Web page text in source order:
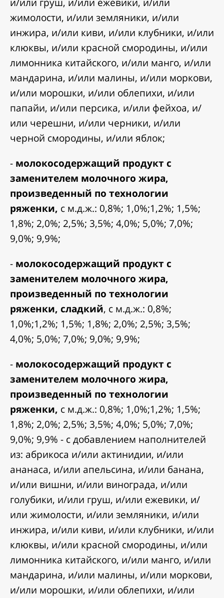
жимолости, и/или земляники, и/или
инжира, и/или киви, и/или клубники, и/или
клюквы, и/или красной смородины, и/или
лимонника китайского, и/или манго, и/или
мандарина, и/или малины, и/или моркови,
и/или морошки, и/или облепихи, и/или
папайи, и/или персика, и/или фейхоа, и/
или черешни, и/или черники, и/или
черной смородины, и/или яблок;
- молокосодержащий продукт с
заменителем молочного жира,
произведенный по технологии
ряженки, с м.д.ж.: 0,8%; 1,0%;1,2%; 1,5%;
1,8%; 2,0%; 2,5%; 3,5%; 4,0%; 5,0%; 7,0%;
9,0%; 9,9%;
- молокосодержащий продукт с
заменителем молочного жира,
произведенный по технологии
ряженки, сладкий, с м.д.ж.: 0,8%;
1,0%;1,2%; 1,5%; 1,8%; 2,0%; 2,5%; 3,5%;
4,0%; 5,0%; 7,0%; 9,0%; 9,9%;
- молокосодержащий продукт с
заменителем молочного жира,
произведенный по технологии
ряженки, с м.д.ж.: 0,8%; 1,0%;1,2%; 1,5%;
1,8%; 2,0%; 2,5%; 3,5%; 4,0%; 5,0%; 7,0%;
9,0%; 9,9% - с добавлением наполнителей
из: абрикоса и/или актинидии, и/или
ананаса, и/или апельсина, и/или банана,
и/или вишни, и/или винограда, и/или
голубики, и/или груш, и/или ежевики, и/
или жимолости, и/или земляники, и/или
инжира, и/или киви, и/или клубники, и/или
клюквы, и/или красной смородины, и/или
лимонника китайского, и/или манго, и/или
мандарина, и/или малины, и/или моркови,
и/или морошки, и/или облепихи, и/или